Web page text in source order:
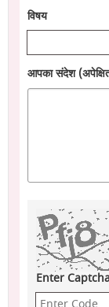
विषय
आपका संदेश
Enter